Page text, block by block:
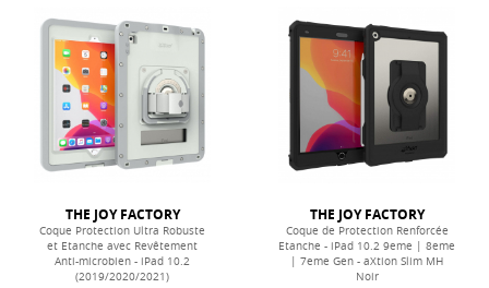
THE JOY FACTORY
Coque Protection Ultra Robuste
et Etanche avec Revêtement
Anti-microbien - iPad 10.2
(2019/2020/2021)
THE JOY FACTORY
Coque de Protection Renforcée
Etanche - iPad 10.2 9eme | 8eme
| 7eme Gen - aXtion Slim MH
Noir